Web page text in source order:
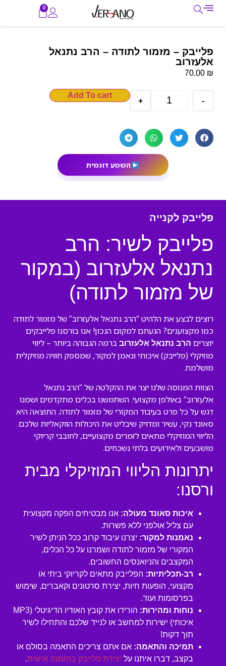
0
פלייבק – מזמור לתודה – הרב נתנאל
אלעזרוב
70.00 ₪
-
+
Add To cart
השמע דוגמית
פלייבק לקנייה
פלייבק לשיר: הרב
נתנאל אלעזרוב (במקור
של מזמור לתודה)
רוצים לבצע את הלהיט “הרב נתנאל אלעזרוב” של מזמור לתודה
כמו מקצוענים? הגעתם למקום הנכון! אנו בורסנו פלייבקים
יוצרים הרב נתנאל אלעזרוב ברמה הגבוהה ביותר – ליווי
מוזיקלי (פלייבק) איכותי ונאמן למקור, שמספק חוויה מוזיקלית
מושלמת.
הצוות המנוסה שלנו יצר את ההקלטה של “הרב נתנאל
אלעזרוב” באולפן מקצועי. השתמשנו בכלים מתקדמים ושמנו
דגש על כל פרט בעיבוד המקורי של מזמור לתודה. התוצאה היא
סאונד נקי, עשיר ומדויק שיבליט את היכולות הווקאליות שלכם.
הליווי המוזיקלי מתאים לזמרים מקצועיים, לחובבי קריוקי
מושבעים ולאירועים בלתי נשכחים.
יתרונות הליווי המוזיקלי מבית
ורסנו:
איכות סאונד מעולה: אנו מבטיחים הפקה מקצועית
עם צליל אולפני ללא פשרות.
נאמנות למקור: יצרנו עיבוד קרוב ככל הניתן לשיר
המקורי של מזמור לתודה ושמרנו על כל הכלים,
המקצבים והניואנסים החשובים.
רב-תכליתיות: הפלייבק מתאים לקריוקי ביתי או
מקצועי, הופעות חיות, יצירת סרטונים וקאברים, שימוש
בפרסומות ועוד.
נוחות ומהירות:
הורידו את קובץ האודיו הדיגיטלי (MP3
איכותי) ישירות למחשב או לנייד שלכם והתחילו לשיר
תוך דקות!
תמיכה והתאמה: אם אתם צריכים התאמה בסולם או
בקצב, דברו איתנו על יצירת פלייבק בהזמנה אישית.